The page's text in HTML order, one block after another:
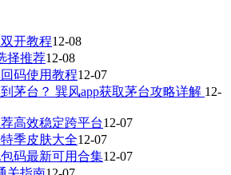
开教程12-08
择推荐12-08
码使用教程12-07
茅台？ 巽风app获取茅台攻略详解 12-
高效稳定跨平台12-07
季皮肤大全12-07
码最新可用合集12-07